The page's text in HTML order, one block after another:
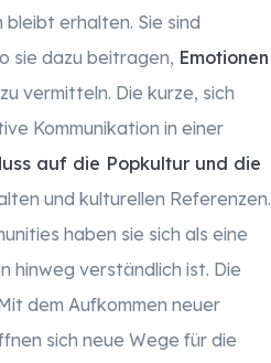
erhalten. Sie sind
sie dazu beitragen, Emotionen
vermitteln. Die kurze, sich
Kommunikation in einer
auf die Popkultur und die
und kulturellen Referenzen.
haben sie sich als eine
hinweg verständlich ist. Die
dem Aufkommen neuer
sich neue Wege für die